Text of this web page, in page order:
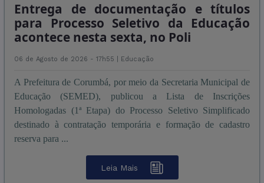
Entrega de documentação e títulos
para Processo Seletivo da Educação
acontece nesta sexta, no Poli
06 de Agosto de 2026 - 17h55 | Educação
A Prefeitura de Corumbá, por meio da Secretaria Municipal de
Educação (SEMED), publicou a Lista de Inscrições
Homologadas (1ª Etapa) do Processo Seletivo Simplificado
destinado à contratação temporária e formação de cadastro
reserva para ...
Leia Mais